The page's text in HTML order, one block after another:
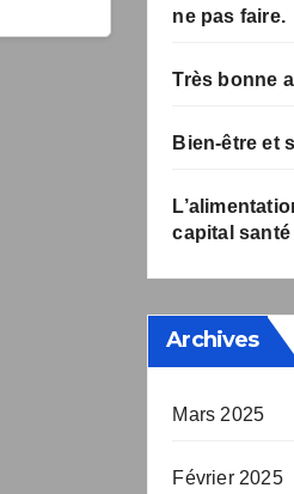
à ne pas faire.
Très bonne
Bien-être et
capital santé
Archives
Mars 2025
Février 2025